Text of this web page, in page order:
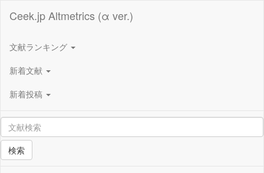
Ceek.jp Altmetrics (α ver.)
文献ランキング
新着文献
新着投稿
検索